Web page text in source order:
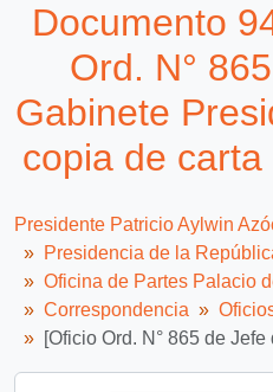
Documento
Ord. N°
Gabinete
copia de
Presidente Patricio Aylwin
Presidencia de la
Oficina de Partes Palacio
Correspondencia
[Oficio Ord. N° 865 de